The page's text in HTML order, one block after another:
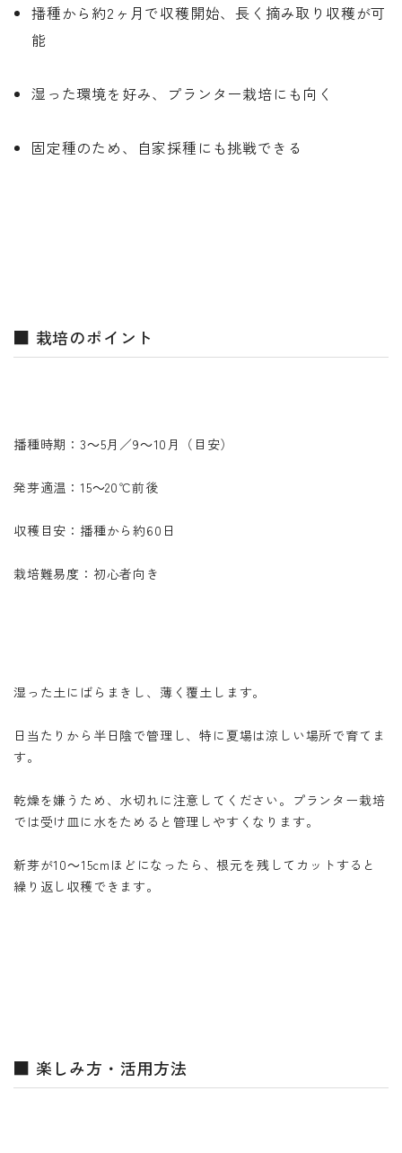
播種から約2ヶ月で収穫開始、長く摘み取り収穫が可
能
湿った環境を好み、プランター栽培にも向く
固定種のため、自家採種にも挑戦できる
■ 栽培のポイント
播種時期：3～5月／9～10月（目安）
発芽適温：15～20℃前後
収穫目安：播種から約60日
栽培難易度：初心者向き
湿った土にばらまきし、薄く覆土します。
日当たりから半日陰で管理し、特に夏場は涼しい場所で育てま
す。
乾燥を嫌うため、水切れに注意してください。プランター栽培
では受け皿に水をためると管理しやすくなります。
新芽が10～15cmほどになったら、根元を残してカットすると
繰り返し収穫できます。
■ 楽しみ方・活用方法